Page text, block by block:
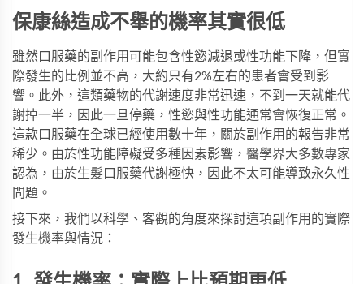
保康絲造成不舉的機率其實很低
雖然口服藥的副作用可能包含性慾減退或性功能下降，但實
際發生的比例並不高，大約只有2%左右的患者會受到影
響。此外，這類藥物的代謝速度非常迅速，不到一天就能代
謝掉一半，因此一旦停藥，性慾與性功能通常會恢復正常。
這款口服藥在全球已經使用數十年，關於副作用的報告非常
稀少。由於性功能障礙受多種因素影響，醫學界大多數專家
認為，由於生髮口服藥代謝極快，因此不太可能導致永久性
問題。
接下來，我們以科學、客觀的角度來探討這項副作用的實際
發生機率與情況：